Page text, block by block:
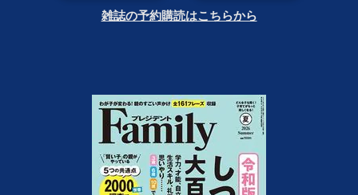
雑誌の予約購読はこちらから